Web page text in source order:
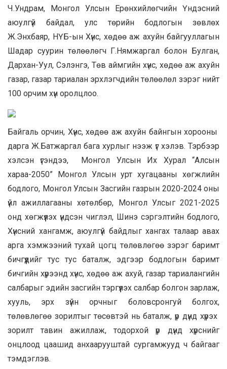
Ч.Ундрам, Монгол Улсын Ерөнхийлөгчийн Үндэсний
аюулгүй байдал, улс төрийн бодлогын зөвлөх
Ж.Энхбаяр, НҮБ-ын Хүнс, хөдөө аж ахуйн байгууллагын
Шадар суурин төлөөлөгч Г.Нямжаргал болон Булган,
Дархан-Уул, Сэлэнгэ, Төв аймгийн хүнс, хөдөө аж ахуйн
газар, газар тариалан эрхлэгчдийн төлөөлөл зэрэг нийт
100 орчим хүн оролцлоо.
Байгаль орчин, Хүнс, хөдөө аж ахуйн байнгын хорооны
дарга Ж.Батжаргал бага хурлыг нээж үг хэлэв. Тэрбээр
хэлсэн үгэндээ, Монгол Улсын Их Хурал “Алсын
хараа-2050” Монгол Улсын урт хугацааны хөгжлийн
бодлого, Монгол Улсын Засгийн газрын 2020-2024 оны
үйл ажиллагааны хөтөлбөр, Монгол Улсыг 2021-2025
онд хөгжүүлэх үндсэн чиглэл, Шинэ сэргэлтийн бодлого,
Хүнсний хангамж, аюулгүй байдлыг хангах талаар авах
арга хэмжээний тухай цогц төлөвлөгөө зэрэг баримт
бичгүүдийг тус тус баталж, эдгээр бодлогын баримт
бичгийн хүрээнд хүнс, хөдөө аж ахуй, газар тариалангийн
салбарыг эдийн засгийн тэргүүлэх салбар болгон зарлаж,
хууль, эрх зүйн орчныг боловсронгуй болгох,
төлөвлөгөө зорилтыг төсөвтэй нь баталж, үр дүнд хүрэх
зорилт тавин ажиллаж, тодорхой үр дүнд хүрснийг
онцлоод цаашид анхаарууштай сургамжууд ч байгааг
тэмдэглэв.